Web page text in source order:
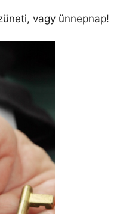
vagy ünnepnap!